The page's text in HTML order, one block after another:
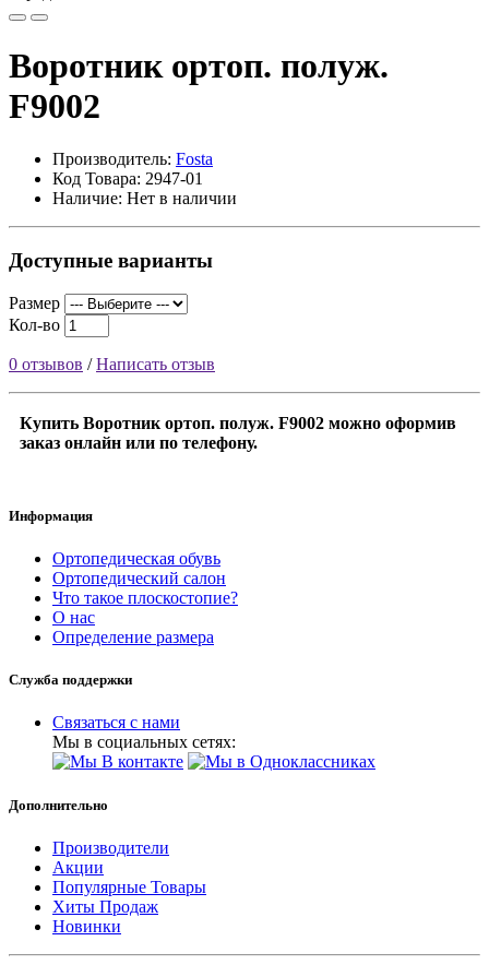
Воротник ортоп. полуж.
F9002
Производитель: Fosta
Код Товара: 2947-01
Наличие: Нет в наличии
Доступные варианты
Размер
Кол-во
0 отзывов /Написать отзыв
Купить Воротник ортоп. полуж. F9002 можно оформив
заказ онлайн или по телефону.
Информация
Ортопедическая обувь
Ортопедический салон
Что такое плоскостопие?
О нас
Определение размера
Служба поддержки
Связаться с нами
Мы в социальных сетях:
Дополнительно
Производители
Акции
Популярные Товары
Хиты Продаж
Новинки